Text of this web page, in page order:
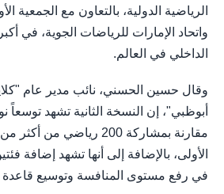
الرياضية الدولية، بالتعاون مع الجمعية
واتحاد الإمارات للرياضات الجوية، في
الداخلي في العالم.
وقال حسين الحسني، نائب مدير عام
أبوظبي"، إن النسخة الثانية تشهد توسعاً
الأولى، بالإضافة إلى أنها تشهد إضافة
في رفع مستوى المنافسة وتوسيع قاعدة